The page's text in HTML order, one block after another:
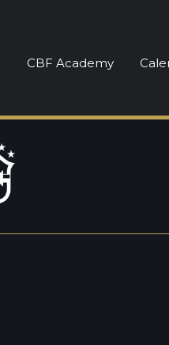
CBF Academy